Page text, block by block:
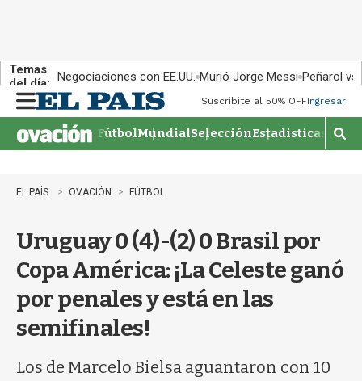
Temas
del día: Negociaciones con EE.UU. Murió Jorge Messi Peñarol
n
u
Suscribite al 50% OFFIngresar
FútbolMundialSelecciónEstadisticas
M
o
�
EL PAÍS OVACIÓN FÚTBOL
Uruguay 0 (4)-(2) 0 Brasil por
Copa América: ¡La Celeste ganó
por penales y está en las
semifinales!
Los de Marcelo Bielsa aguantaron con 10